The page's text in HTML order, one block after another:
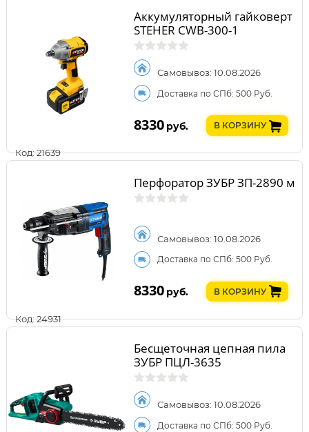
Код: 21639
Аккумуляторный гайковерт
STEHER CWB-300-1
Самовывоз: 10.08.2026
Доставка по СПб: 500 Руб.
8330 руб. В КОРЗИНУ
Код: 24931
Перфоратор ЗУБР ЗП-2890 м
Самовывоз: 10.08.2026
Доставка по СПб: 500 Руб.
8330 руб. В КОРЗИНУ
Бесщеточная цепная пила
ЗУБР ПЦЛ-3635
Самовывоз: 10.08.2026
Доставка по СПб: 500 Руб.